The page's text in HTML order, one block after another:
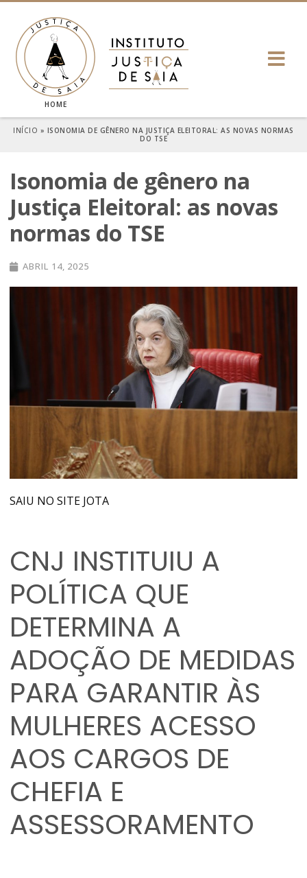
HOME
INÍCIO » ISONOMIA DE GÊNERO NA JUSTIÇA ELEITORAL: AS NOVAS NORMAS
DO TSE
Isonomia de gênero na
Justiça Eleitoral: as novas
normas do TSE
ABRIL 14, 2025
SAIU NO SITE JOTA
CNJ INSTITUIU A
POLÍTICA QUE
DETERMINA A
ADOÇÃO DE MEDIDAS
PARA GARANTIR ÀS
MULHERES ACESSO
AOS CARGOS DE
CHEFIA E
ASSESSORAMENTO